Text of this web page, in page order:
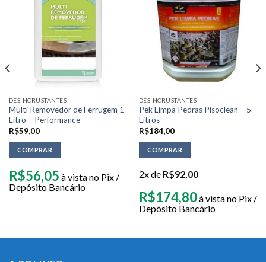
DESINCRUSTANTES
Multi Removedor de Ferrugem 1
Litro – Performance
R$59,00
COMPRAR
R$56,05 à vista no Pix /
Depósito Bancário
DESINCRUSTANTES
Pek Limpa Pedras Pisoclean – 5
Litros
R$184,00
COMPRAR
2x de R$92,00
R$174,80à vista no Pix /
Depósito Bancário